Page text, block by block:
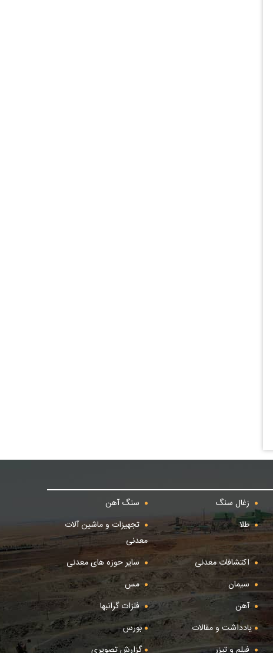
زغال سنگ
سنگ آهن
طلا
تجهیزات و ماشین آلات
معدنی
اکتشافات معدنی
سایر حوزه های معدنی
سیمان
مس
آهن
فلزات گرانبها
یادداشت و مقالات
بورس
فیلم و تیزر گزارش تصویری